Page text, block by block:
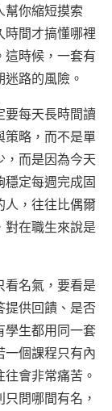
幫你縮短摸索
時間才搞懂哪裡
這時候，一套有
路的風險。
要每天長時間讀
策略，而不是單
，而是因為今天
穩定每週完成固
人，往往比偶爾
對在職生來說是
看名氣，要看是
提供回饋、是否
學生都用同一套
一個課程只有內
會非常痛苦。
問哪間有名，